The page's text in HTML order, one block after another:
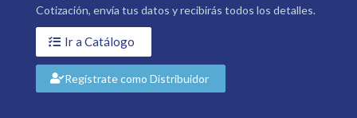
Cotización, envía tus datos y recibirás todos los detalles.
Ir a Catálogo
Regístrate como Distribuidor